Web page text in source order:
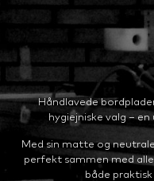
Håndlavede
hygiejniske valg –
Med sin matte og
perfekt sammen med
både